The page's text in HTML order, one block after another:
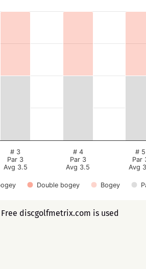
Double bogey Bogey
# 3
Par 3
Avg 3.5
# 4
Par 3
Avg 3.5
# 5
Par
Avg
discgolfmetrix.com is used